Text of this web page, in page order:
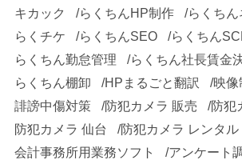
キカック らくちんHP制作
らくち
らくチケ
らくちんSEO
らくちん
らくちん勤怠管理
らくちん社長賃金
らくちん棚卸
HPまるごと翻訳
映像
誹謗中傷対策
防犯カメラ 販売
防犯
防犯カメラ 仙台
防犯カメラ レンタル
会計事務所用業務ソフト
アンケート